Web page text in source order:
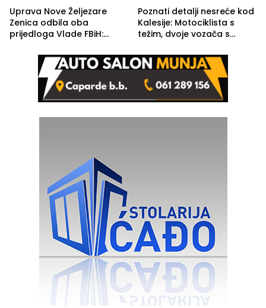
Uprava Nove Željezare
Zenica odbila oba
prijedloga Vlade FBiH:
rješenje
Poznati detalji nesreće kod
Kalesije: Motociklista s
težim, dvoje vozača s